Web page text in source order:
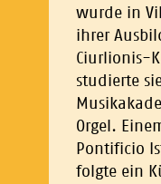
wurde in
ihrer
Ciurlionis-
studierte
Orgel.
Pontificio
folgte ein